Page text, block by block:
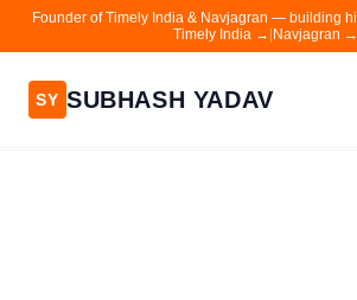
Founder of Timely India & Navjagran — building
Timely India → Navjagran →
SY SUBHASH YADAV